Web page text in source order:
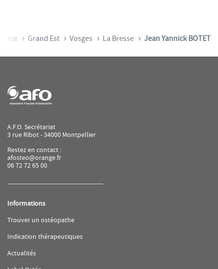
Grand Est Vosges La Bresse Jean Yannick BOTET
A.F.O. Secrétariat
3 rue Ribot - 34000 Montpellier
Restez en contact :
afosteo@orange.fr
06 72 72 65 00
Informations
Trouver un ostéopathe(ouvre
une
Indication thérapeutiques(ouvre
Actualités(ouvre